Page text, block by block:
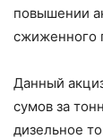
повышении
сжиженного
Данный
сумов за
дизельное